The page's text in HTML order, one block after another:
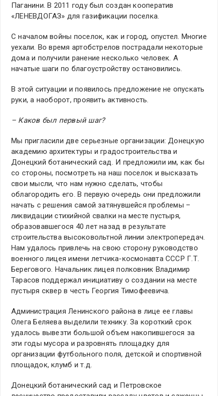
Паганини. В 2011 году был создан кооператив
«ЛЕНЕВДОГАЗ» для газификации поселка.
С началом войны поселок, как и город, опустел. Многие
уехали. Во время артобстрелов пострадали некоторые
дома и получили ранение несколько человек. А
начатые шаги по благоустройству остановились.
В этой ситуации и появилось предложение не опускать
руки, а наоборот, проявить активность.
– Каков был первый шаг?
Мы пригласили две серьезные организации: Донецкую
академию архитектуры и градостроительства и
Донецкий ботанический сад. И предложили им, как бы
со стороны, посмотреть на наш поселок и высказать
свои мысли, что нам нужно сделать, чтобы
облагородить его. В первую очередь они предложили
начать с решения самой затянувшейся проблемы –
ликвидации стихийной свалки на месте пустыря,
образовавшегося 40 лет назад в результате
строительства высоковольтной линии электропередач.
Нам удалось привлечь на свою сторону руководство
военного лицея имени летчика-космонавта СССР Г.Т.
Берегового. Начальник лицея полковник Владимир
Тарасов поддержал инициативу о создании на месте
пустыря сквер в честь Георгия Тимофеевича.
Администрация Ленинского района в лице ее главы
Олега Беляева выделили технику. За короткий срок
удалось вывезти большой объем накопившегося за
эти годы мусора и разровнять площадку для
организации футбольного поля, детской и спортивной
площадок, клумб и т.д.
Донецкий ботанический сад и Петровское